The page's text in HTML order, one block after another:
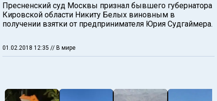
Пресненский суд Москвы признал бывшего губернатора
Кировской области Никиту Белых виновным в
получении взятки от предпринимателя Юрия Судгаймера.
01.02.2018 12:35 // В мире